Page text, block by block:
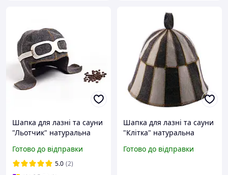
Шапка для лазні та сауни
"Льотчик" натуральна
подарунок для чоловіка
Готово до відправки
5.0 (2)
Шапка для лазні та сауни
"Клітка" натуральна
Готово до відправки